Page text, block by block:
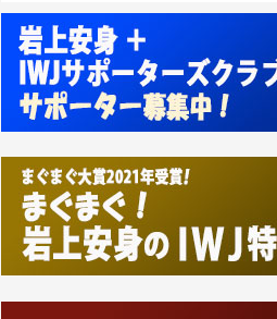
アオキカナメ 様
諸般の事情によりIWJ会費払えず今
です。市民側に立つ講演会にIWJの
ンをよく拝見しております。コン
われるのはあまりにもったいない
お役立てください。（H.O.様）
今日、僅かですがカンパしました
様）
今日、僅かですがカンパしました